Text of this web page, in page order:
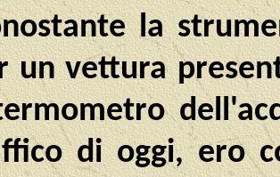
la
un vettura
di oggi, ero